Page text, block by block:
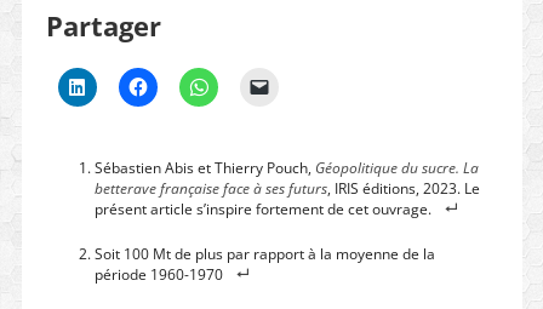
Partager
Sébastien Abis et Thierry Pouch, Géopolitique du sucre. La
betterave française face à ses futurs, IRIS éditions, 2023. Le
présent article s’inspire fortement de cet ouvrage.
Soit 100 Mt de plus par rapport à la moyenne de la
période 1960-1970